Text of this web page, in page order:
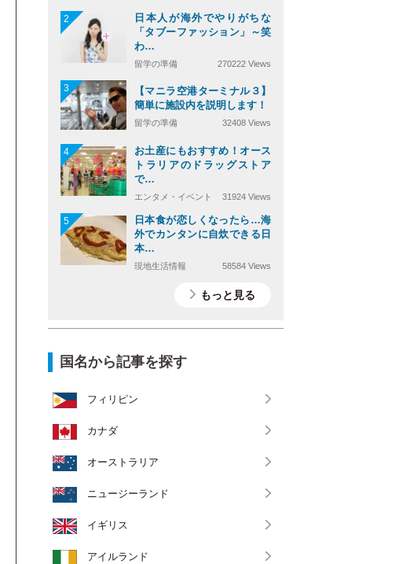
2
日本人が海外でやりがちな
「タブーファッション」～笑
わ…
留学の準備 270222 Views
3
【マニラ空港ターミナル３】
簡単に施設内を説明します！
留学の準備 32408 Views
4
お土産にもおすすめ！オース
トラリアのドラッグストア
で…
エンタメ・イベント 31924 Views
5
日本食が恋しくなったら…海
外でカンタンに自炊できる日
本…
現地生活情報 58584 Views
もっと見る
国名から記事を探す
フィリピン
カナダ
オーストラリア
ニュージーランド
イギリス
アイルランド